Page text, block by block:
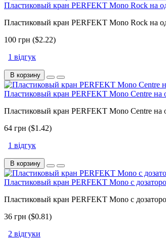
Пластиковый кран PERFEKT Mono Rock на
Пластиковый кран PERFEKT Mono Rock на
100 грн ($2.22)
1 відгук
В корзину
Пластиковый кран PERFEKT Mono Centre на
Пластиковый кран PERFEKT Mono Centre
64 грн ($1.42)
1 відгук
В корзину
Пластиковый кран PERFEKT Mono с
Пластиковый кран PERFEKT Mono с
36 грн ($0.81)
2 відгуки